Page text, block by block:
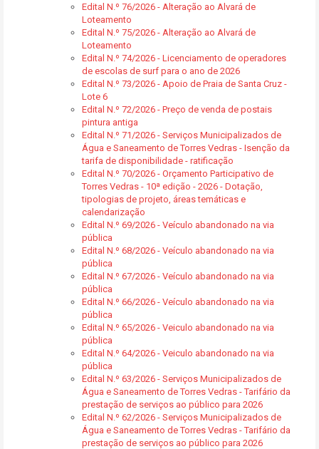
Edital N.º 76/2026 - Alteração ao Alvará de
Loteamento
Edital N.º 75/2026 - Alteração ao Alvará de
Loteamento
Edital N.º 74/2026 - Licenciamento de operadores
de escolas de surf para o ano de 2026
Edital N.º 73/2026 - Apoio de Praia de Santa Cruz -
Lote 6
Edital N.º 72/2026 - Preço de venda de postais
pintura antiga
Edital N.º 71/2026 - Serviços Municipalizados de
Água e Saneamento de Torres Vedras - Isenção da
tarifa de disponibilidade - ratificação
Edital N.º 70/2026 - Orçamento Participativo de
Torres Vedras - 10ª edição - 2026 - Dotação,
tipologias de projeto, áreas temáticas e
calendarização
Edital N.º 69/2026 - Veículo abandonado na via
pública
Edital N.º 68/2026 - Veículo abandonado na via
pública
Edital N.º 67/2026 - Veículo abandonado na via
pública
Edital N.º 66/2026 - Veículo abandonado na via
pública
Edital N.º 65/2026 - Veiculo abandonado na via
pública
Edital N.º 64/2026 - Veiculo abandonado na via
pública
Edital N.º 63/2026 - Serviços Municipalizados de
Água e Saneamento de Torres Vedras - Tarifário da
prestação de serviços ao público para 2026
Edital N.º 62/2026 - Serviços Municipalizados de
Água e Saneamento de Torres Vedras - Tarifário da
prestação de serviços ao público para 2026